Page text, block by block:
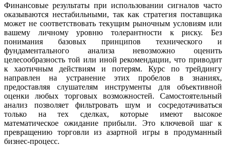
Финансовые результаты при использовании сигналов часто
оказываются нестабильными, так как стратегия поставщика
может не соответствовать текущим рыночным условиям или
вашему личному уровню толерантности к риску. Без
понимания базовых принципов технического и
фундаментального анализа невозможно оценить
целесообразность той или иной рекомендации, что приводит
к хаотичным действиям и потерям. Курс по трейдингу
направлен на устранение этих пробелов в знаниях,
предоставляя слушателям инструменты для объективной
оценки любых торговых возможностей. Самостоятельный
анализ позволяет фильтровать шум и сосредотачиваться
только на тех сделках, которые имеют высокое
математическое ожидание прибыли. Это ключевой шаг к
превращению торговли из азартной игры в продуманный
бизнес-процесс.